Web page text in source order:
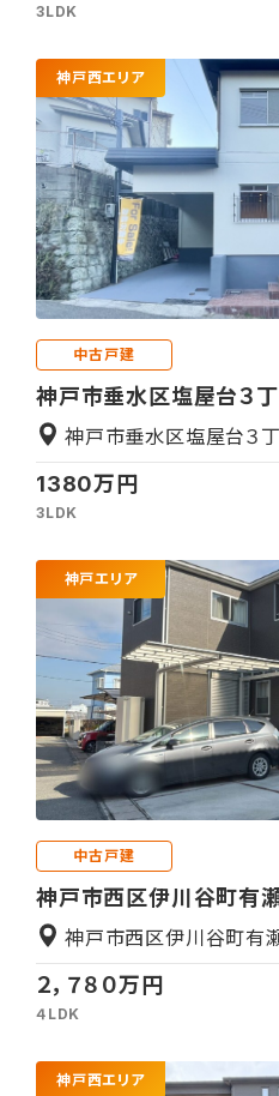
3LDK
神戸西エリア
中古戸建
神戸市垂水区塩屋台３
1380万円
3LDK
神戸市垂水区塩屋台３
神戸エリア
中古戸建
神戸市西区伊川谷町有
２，７８０万円
４LDK
神戸市西区伊川谷町有
神戸西エリア